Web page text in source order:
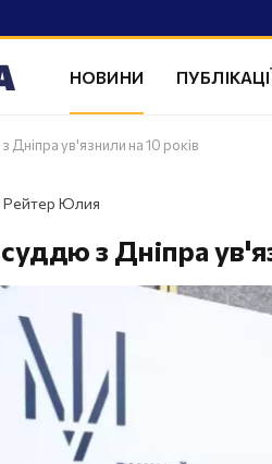
НОВИНИ
Дніпра ув'язнили на 10 років
Рейтер Юлия
з Дніпра